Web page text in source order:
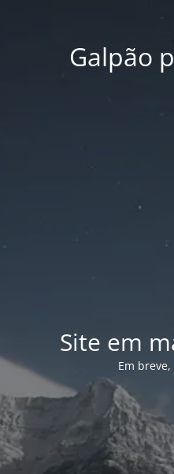
Galpão
Site em
Em